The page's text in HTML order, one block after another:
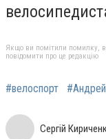
Якщо ви помітили помилку,
повідомити про це редакцію
#велоспорт
Сергій